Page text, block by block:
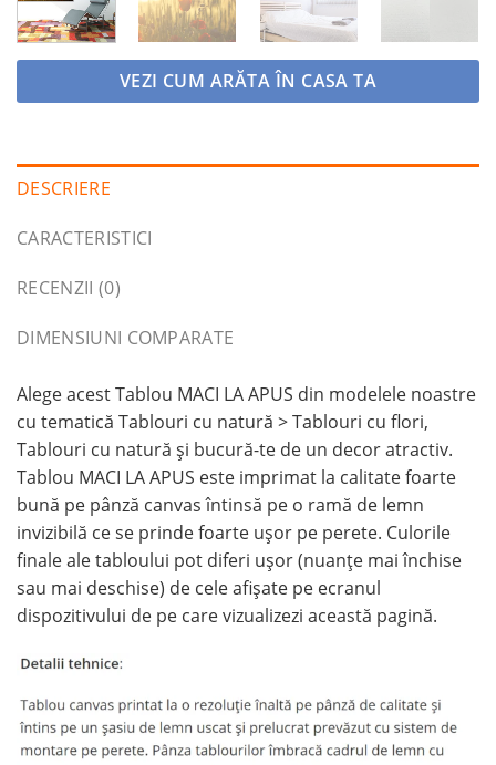
VEZI CUM ARĂTA ÎN CASA TA
DESCRIERE
CARACTERISTICI
RECENZII (0)
DIMENSIUNI COMPARATE
Alege acest Tablou MACI LA APUS din modelele noastre
cu tematică Tablouri cu natură > Tablouri cu flori,
Tablouri cu natură și bucură-te de un decor atractiv.
Tablou MACI LA APUS este imprimat la calitate foarte
bună pe pânză canvas întinsă pe o ramă de lemn
invizibilă ce se prinde foarte ușor pe perete. Culorile
finale ale tabloului pot diferi ușor (nuanțe mai închise
sau mai deschise) de cele afișate pe ecranul
dispozitivului de pe care vizualizezi această pagină.